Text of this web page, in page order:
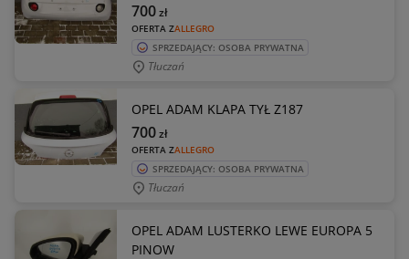
OFERTA ZALLEGRO
700zł
SPRZEDAJĄCY: OSOBA PRYWATNA
Tłuczań
OPEL ADAM KLAPA TYŁ Z187
OFERTA ZALLEGRO
700zł
SPRZEDAJĄCY: OSOBA PRYWATNA
Tłuczań
OPEL ADAM LUSTERKO LEWE EUROPA 5
PINOW